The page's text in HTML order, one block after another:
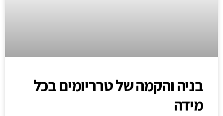
בניה והקמה של טרריומים בכל
מידה